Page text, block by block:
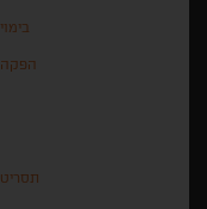
בימוי
הפקה
תסריט